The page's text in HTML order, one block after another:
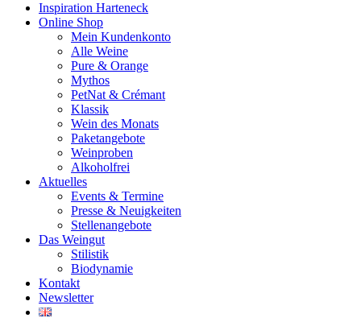
Inspiration Harteneck
Online Shop
Mein Kundenkonto
Alle Weine
Pure & Orange
Mythos
PetNat & Crémant
Klassik
Wein des Monats
Paketangebote
Weinproben
Alkoholfrei
Aktuelles
Events & Termine
Presse & Neuigkeiten
Stellenangebote
Das Weingut
Stilistik
Biodynamie
Kontakt
Newsletter